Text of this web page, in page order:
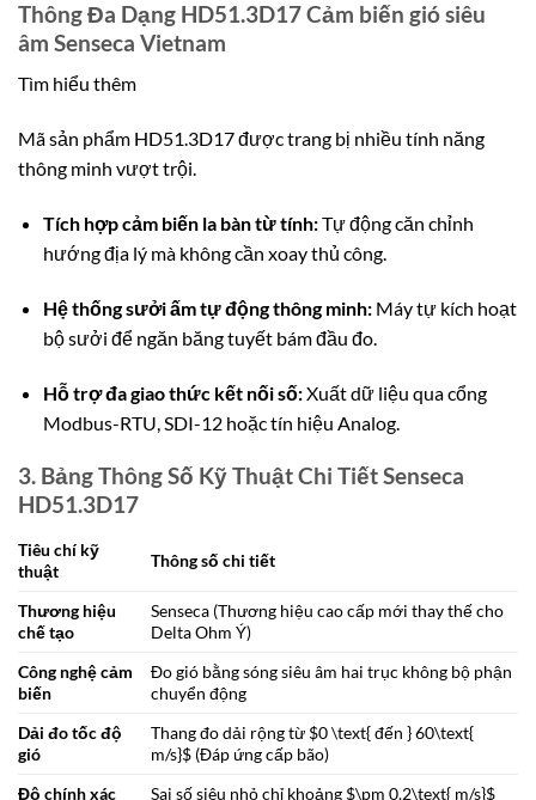
Thông Đa Dạng HD51.3D17 Cảm biến gió siêu
âm Senseca Vietnam
Tìm hiểu thêm
Mã sản phẩm HD51.3D17 được trang bị nhiều tính năng
thông minh vượt trội.
Tích hợp cảm biến la bàn từ tính:Tự động căn chỉnh
hướng địa lý mà không cần xoay thủ công.
Hệ thống sưởi ấm tự động thông minh:Máy tự kích hoạt
bộ sưởi để ngăn băng tuyết bám đầu đo.
Hỗ trợ đa giao thức kết nối số:Xuất dữ liệu qua cổng
Modbus-RTU, SDI-12 hoặc tín hiệu Analog.
3. Bảng Thông Số Kỹ Thuật Chi Tiết Senseca
HD51.3D17
Tiêu chí kỹ
thuật
Thông số chi tiết
Thương hiệu
chế tạo
Senseca (Thương hiệu cao cấp mới thay thế cho
Delta Ohm Ý)
Công nghệ cảm
biến
Đo gió bằng sóng siêu âm hai trục không bộ phận
chuyển động
Dải đo tốc độ
gió
Thang đo dải rộng từ $0 \text{ đến } 60\text{
m/s}$ (Đáp ứng cấp bão)
Độ chính xác
Sai số siêu nhỏ chỉ khoảng $\pm 0.2\text{ m/s}$